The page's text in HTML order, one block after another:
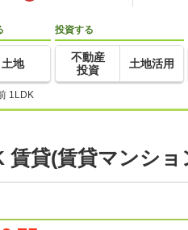
土地
投資する
不動産
投資
土地活用
1LDK
貸(賃貸マンシ